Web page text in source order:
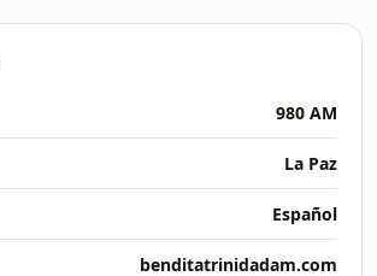
980 AM
La Paz
Español
benditatrinidadam.com